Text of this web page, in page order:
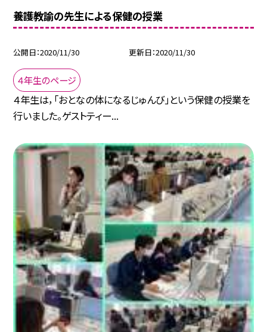
養護教諭の先生による保健の授業
公開日 2020/11/30 更新日 2020/11/30
４年生のページ
４年生は，「おとなの体になるじゅんび」という保健の授業を
行いました。ゲストティー...